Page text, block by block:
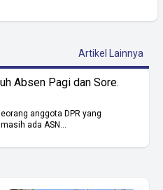
Artikel Lainnya
Absen Pagi dan Sore.
anggota DPR yang
ada ASN...